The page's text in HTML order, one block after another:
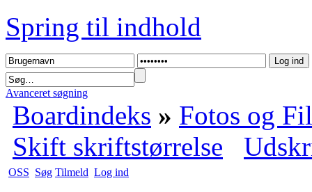
Spring til indhold
Avanceret søgning
Boardindeks » Fotos og
Skift skriftstørrelse
OSS Søg Tilmeld Log ind